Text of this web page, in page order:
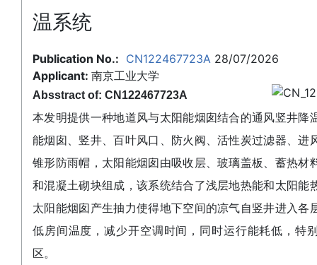
温系统
Publication No.: CN122467723A 28/07/2026
Applicant: 南京工业大学
Absstract of: CN122467723A
本发明提供一种地道风与太阳能烟囱结合的通风竖井降
能烟囱、竖井、百叶风口、防火阀、活性炭过滤器、进
锥形防雨帽，太阳能烟囱由吸收层、玻璃盖板、蓄热材
和混凝土砌块组成，该系统结合了浅层地热能和太阳能
太阳能烟囱产生抽力使得地下空间的凉气自竖井进入各
低房间温度，减少开空调时间，同时运行能耗低，特
区。